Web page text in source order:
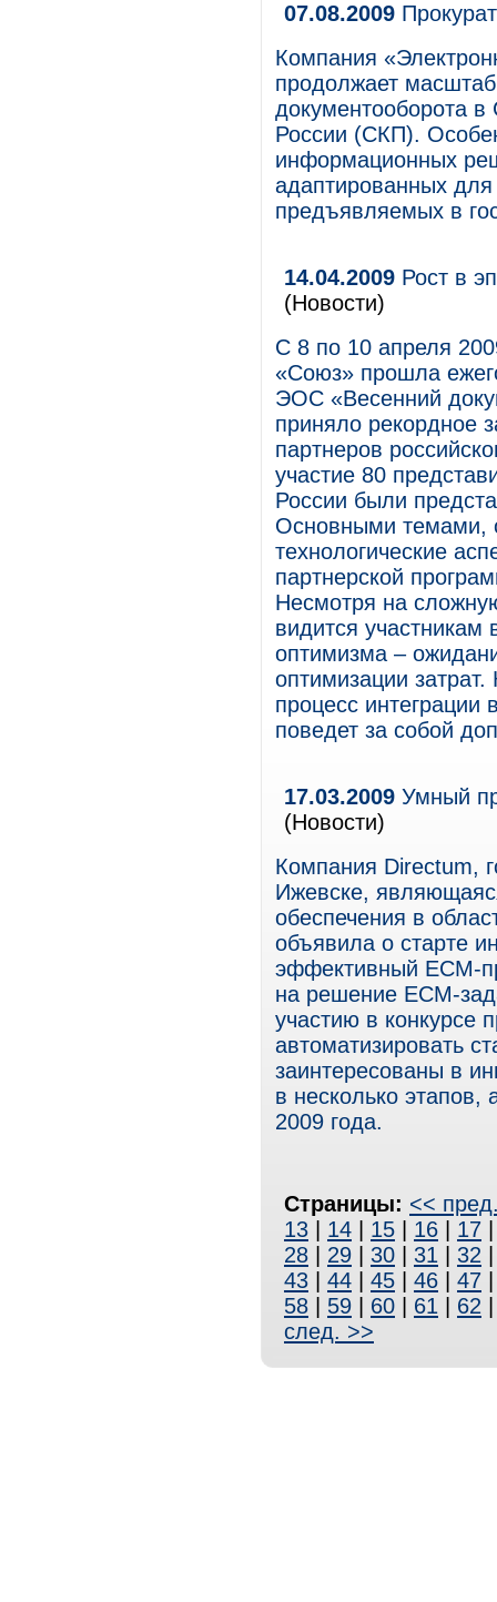
07.08.2009
Компания
продолжает
документооборота в
России (СКП).
информационных
адаптированных
предъявляемых в
14.04.2009 Рост в
(Новости)
С 8 по 10 апреля
«Союз» прошла
ЭОС «Весенний
приняло рекордное
партнеров
участие 80
России были
Основными темами,
технологические
партнерской
Несмотря на
видится
оптимизма –
оптимизации
процесс интеграции
поведет за собой
17.03.2009 Умный
(Новости)
Компания Directum,
Ижевске,
обеспечения в
объявила о старте
эффективный ECM-
на решение ECM-
участию в конкурсе
автоматизировать
заинтересованы в
в несколько этапов,
2009 года.
Страницы: <<
13
14 15 16 17
28
29 30 31 32
43
44 45 46 47
58
59 60 61 62
след. >>